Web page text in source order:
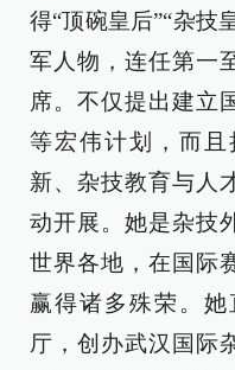
得“顶碗皇后”“杂技
军人物，连任第一
席。不仅提出建立
等宏伟计划，而且
新、杂技教育与人
动开展。她是杂技
世界各地，在国际
赢得诸多殊荣。
厅，创办武汉国际